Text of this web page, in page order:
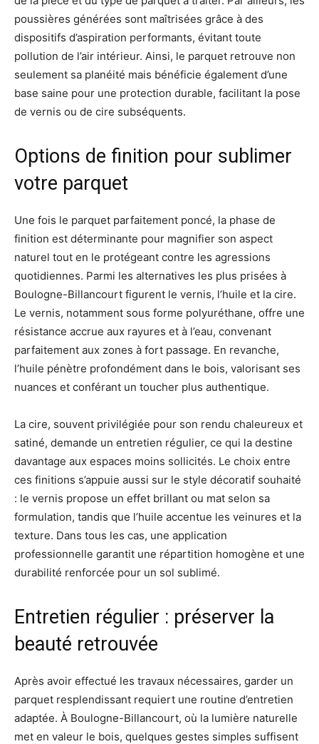
poussières générées sont maîtrisées grâce à des
dispositifs d’aspiration performants, évitant toute
pollution de l’air intérieur. Ainsi, le parquet retrouve non
seulement sa planéité mais bénéficie également d’une
base saine pour une protection durable, facilitant la pose
de vernis ou de cire subséquents.
Options de finition pour sublimer
votre parquet
Une fois le parquet parfaitement poncé, la phase de
finition est déterminante pour magnifier son aspect
naturel tout en le protégeant contre les agressions
quotidiennes. Parmi les alternatives les plus prisées à
Boulogne-Billancourt figurent le vernis, l’huile et la cire.
Le vernis, notamment sous forme polyuréthane, offre une
résistance accrue aux rayures et à l’eau, convenant
parfaitement aux zones à fort passage. En revanche,
l’huile pénètre profondément dans le bois, valorisant ses
nuances et conférant un toucher plus authentique.
La cire, souvent privilégiée pour son rendu chaleureux et
satiné, demande un entretien régulier, ce qui la destine
davantage aux espaces moins sollicités. Le choix entre
ces finitions s’appuie aussi sur le style décoratif souhaité
: le vernis propose un effet brillant ou mat selon sa
formulation, tandis que l’huile accentue les veinures et la
texture. Dans tous les cas, une application
professionnelle garantit une répartition homogène et une
durabilité renforcée pour un sol sublimé.
Entretien régulier : préserver la
beauté retrouvée
Après avoir effectué les travaux nécessaires, garder un
parquet resplendissant requiert une routine d’entretien
adaptée. À Boulogne-Billancourt, où la lumière naturelle
met en valeur le bois, quelques gestes simples suffisent